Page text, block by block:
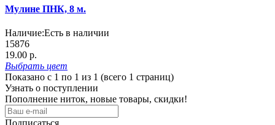
Мулине ПНК, 8 м.
Наличие:Есть в наличии
15876
19.00 р.
Выбрать цвет
Показано с 1 по 1 из 1 (всего 1 страниц)
Узнать о поступлении
Пополнение ниток, новые товары, скидки!
Подписаться